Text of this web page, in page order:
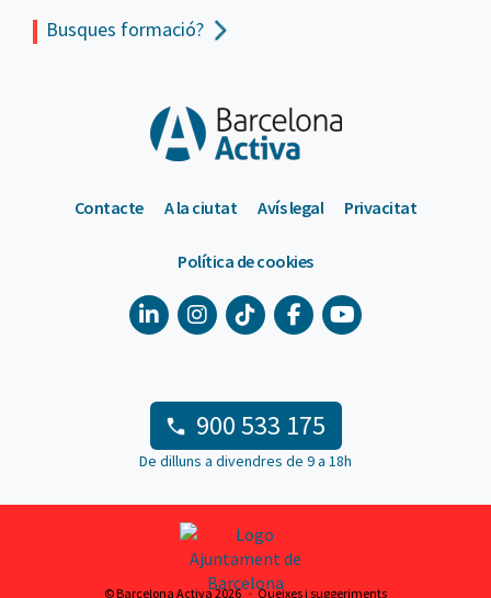
Busques formació?
Contacte A la ciutat Avís legal Privacitat
Política de cookies
900 533 175
De dilluns a divendres de 9 a 18h
© Barcelona Activa 2026 Queixes i suggeriments